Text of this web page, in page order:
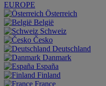
EUROPE
Österreich
België
Schweiz
Česko
Deutschland
Danmark
España
Finland
France